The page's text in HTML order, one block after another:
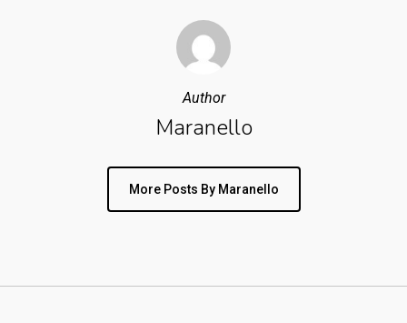
Author
Maranello
More Posts By Maranello